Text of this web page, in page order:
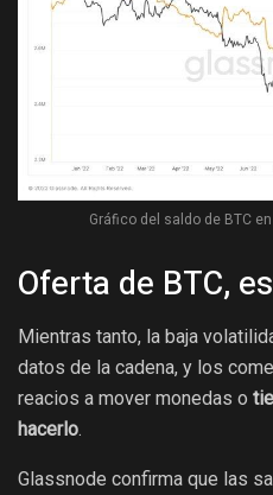
Gráfico del saldo de BTC
Oferta de BTC,
Mientras tanto, la baja
datos de la cadena, y los
reacios a mover monedas o
hacerlo.
Glassnode confirma que las